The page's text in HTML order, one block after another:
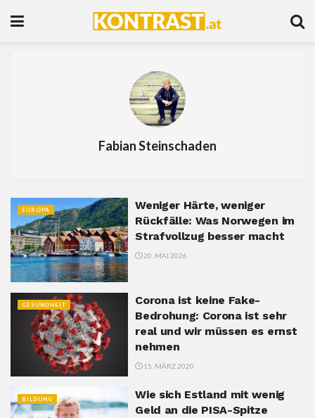
Fabian Steinschaden
EUROPA
Weniger Härte, weniger
Rückfälle: Was Norwegen im
Strafvollzug besser macht
20. MAI 2026
GESUNDHEIT
Corona ist keine Fake-
Bedrohung: Corona ist sehr
real und wir müssen es ernst
nehmen
15. MÄRZ 2020
BILDUNG
Wie sich Estland mit wenig
Geld an die PISA-Spitze